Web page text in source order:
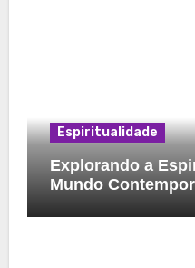
Espiritualidade
Explorando a
Mundo